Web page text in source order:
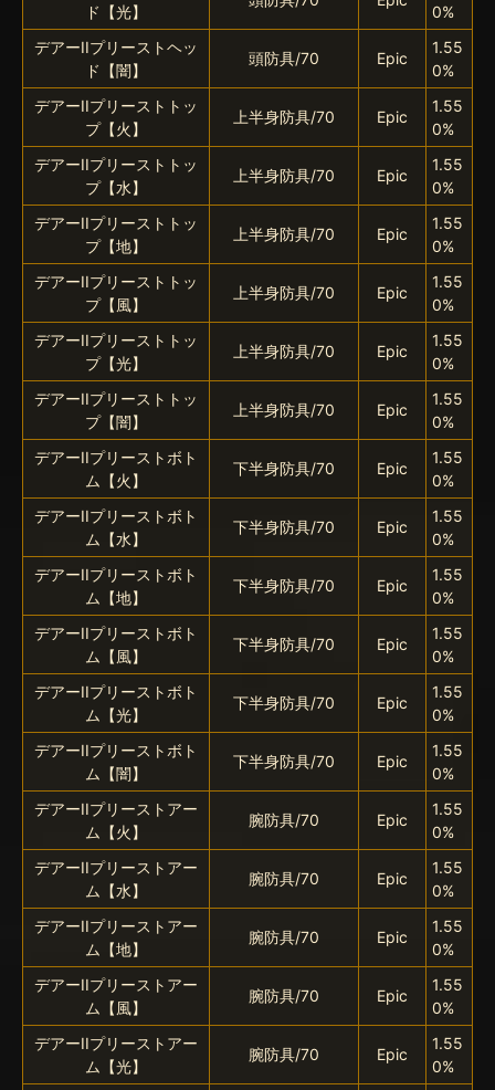
ド【光】
0%
デアーIIプリーストヘッ
ド【闇】
頭防具/70 Epic
1.55
0%
デアーIIプリーストトッ
プ【火】
上半身防具/70 Epic
1.55
0%
デアーIIプリーストトッ
プ【水】
上半身防具/70 Epic
1.55
0%
デアーIIプリーストトッ
プ【地】
上半身防具/70 Epic
1.55
0%
デアーIIプリーストトッ
プ【風】
上半身防具/70 Epic
1.55
0%
デアーIIプリーストトッ
プ【光】
上半身防具/70 Epic
1.55
0%
デアーIIプリーストトッ
プ【闇】
上半身防具/70 Epic
1.55
0%
デアーIIプリーストボト
ム【火】
下半身防具/70 Epic
1.55
0%
デアーIIプリーストボト
ム【水】
下半身防具/70 Epic
1.55
0%
デアーIIプリーストボト
ム【地】
下半身防具/70 Epic
1.55
0%
デアーIIプリーストボト
ム【風】
下半身防具/70 Epic
1.55
0%
デアーIIプリーストボト
ム【光】
下半身防具/70 Epic
1.55
0%
デアーIIプリーストボト
ム【闇】
下半身防具/70 Epic
1.55
0%
デアーIIプリーストアー
ム【火】
腕防具/70 Epic
1.55
0%
デアーIIプリーストアー
ム【水】
腕防具/70 Epic
1.55
0%
デアーIIプリーストアー
ム【地】
腕防具/70 Epic
1.55
0%
デアーIIプリーストアー
ム【風】
腕防具/70 Epic
1.55
0%
デアーIIプリーストアー
ム【光】
腕防具/70 Epic
1.55
0%